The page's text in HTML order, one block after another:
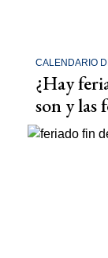
CALENDARIO
¿Hay
son y las